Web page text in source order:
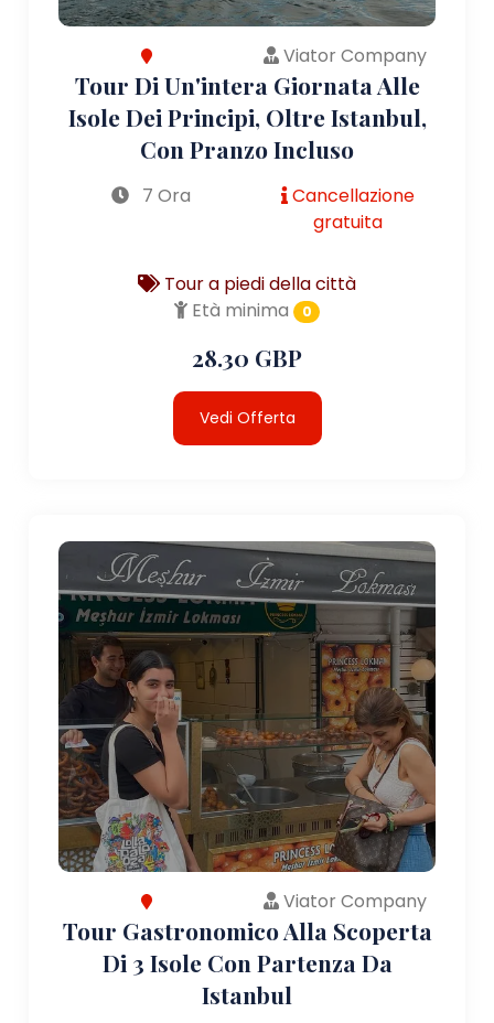
Viator Company
Tour Di Un'intera Giornata Alle
Isole Dei Principi, Oltre Istanbul,
Con Pranzo Incluso
7 Ora
Cancellazione
gratuita
Tour a piedi della città
Età minima
0
28.30 GBP
Vedi Offerta
Viator Company
Tour Gastronomico Alla Scoperta
Di 3 Isole Con Partenza Da
Istanbul